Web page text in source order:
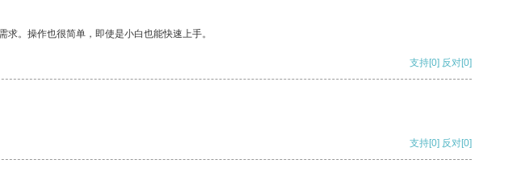
。操作也很简单，即使是小白也能快速上手。
支持[0] 反对[0]
支持[0] 反对[0]